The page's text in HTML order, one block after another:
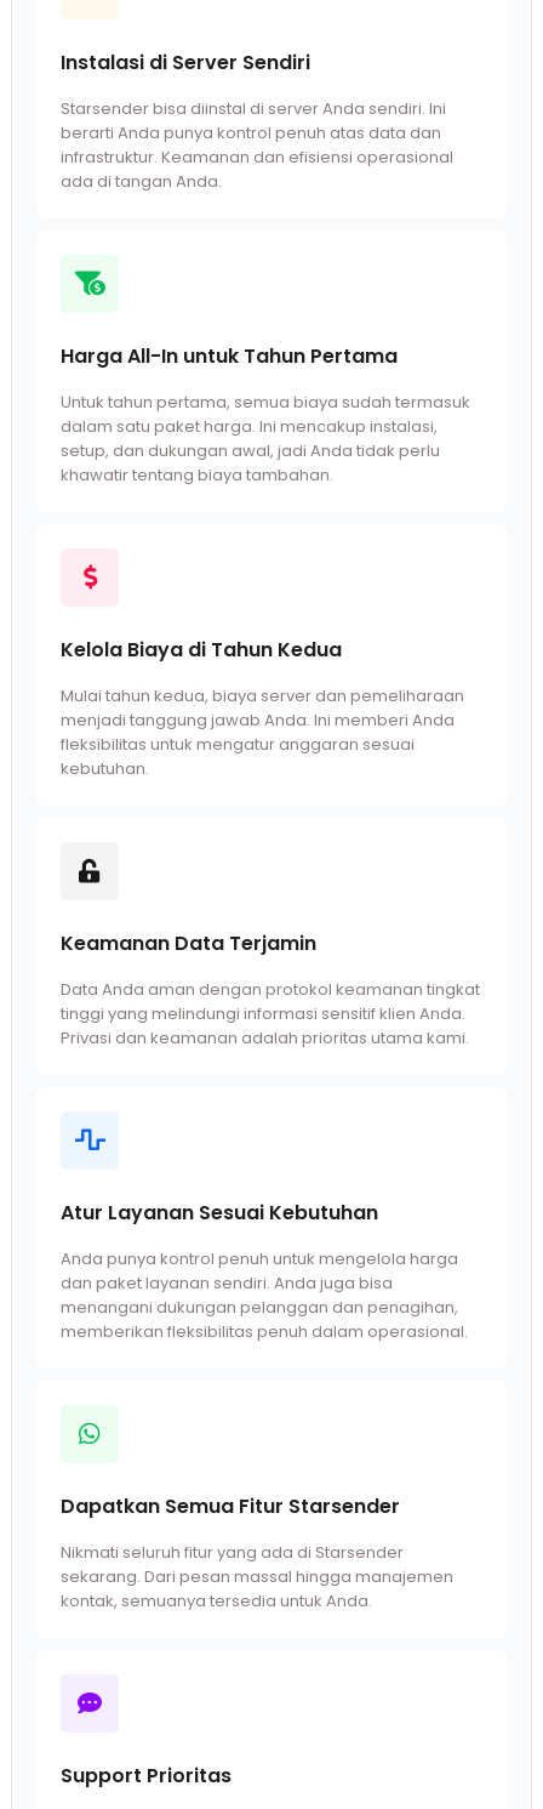
Instalasi di Server Sendiri
Starsender bisa diinstal di server Anda sendiri. Ini
berarti Anda punya kontrol penuh atas data dan
infrastruktur. Keamanan dan efisiensi operasional
ada di tangan Anda.
Harga All-In untuk Tahun Pertama
Untuk tahun pertama, semua biaya sudah termasuk
dalam satu paket harga. Ini mencakup instalasi,
setup, dan dukungan awal, jadi Anda tidak perlu
khawatir tentang biaya tambahan.
Kelola Biaya di Tahun Kedua
Mulai tahun kedua, biaya server dan pemeliharaan
menjadi tanggung jawab Anda. Ini memberi Anda
fleksibilitas untuk mengatur anggaran sesuai
kebutuhan.
Keamanan Data Terjamin
Data Anda aman dengan protokol keamanan tingkat
tinggi yang melindungi informasi sensitif klien Anda.
Privasi dan keamanan adalah prioritas utama kami.
Atur Layanan Sesuai Kebutuhan
Anda punya kontrol penuh untuk mengelola harga
dan paket layanan sendiri. Anda juga bisa
menangani dukungan pelanggan dan penagihan,
memberikan fleksibilitas penuh dalam operasional.
Dapatkan Semua Fitur Starsender
Nikmati seluruh fitur yang ada di Starsender
sekarang. Dari pesan massal hingga manajemen
kontak, semuanya tersedia untuk Anda.
Support Prioritas